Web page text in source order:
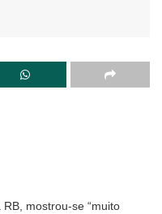
mostrou-se “muito